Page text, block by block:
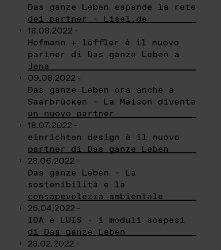
Das ganze Leben espande la rete
dei partner - Lisel.de
18.08.2022 -
Hofmann + löffler è il nuovo
partner di Das ganze Leben a
Jena
09.08.2022 -
Das ganze Leben ora anche a
Saarbrücken - La Maison diventa
un nuovo partner
18.07.2022 -
einrichten design è il nuovo
partner di Das ganze Leben
28.06.2022 -
Das ganze Leben - La
sostenibilità e la
consapevolezza ambientale
26.04.2022 -
IDA e LUIS - i moduli sospesi
di Das ganze Leben
28.02.2022 -